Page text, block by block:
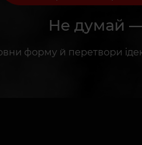
Не думай —
форму й перетвори